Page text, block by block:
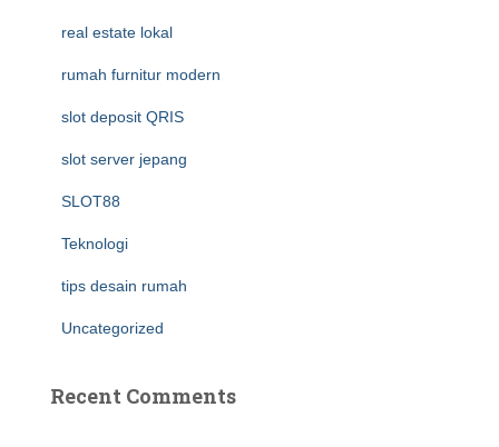
real estate lokal
rumah furnitur modern
slot deposit QRIS
slot server jepang
SLOT88
Teknologi
tips desain rumah
Uncategorized
Recent Comments